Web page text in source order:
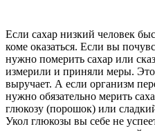
Если сахар низкий человек
коме оказаться. Если вы
нужно померить сахар или
измерили и приняли меры.
выручает. А если организм
нужно обязательно мерить
глюкозу (порошок) или
Укол глюкозы вы себе не